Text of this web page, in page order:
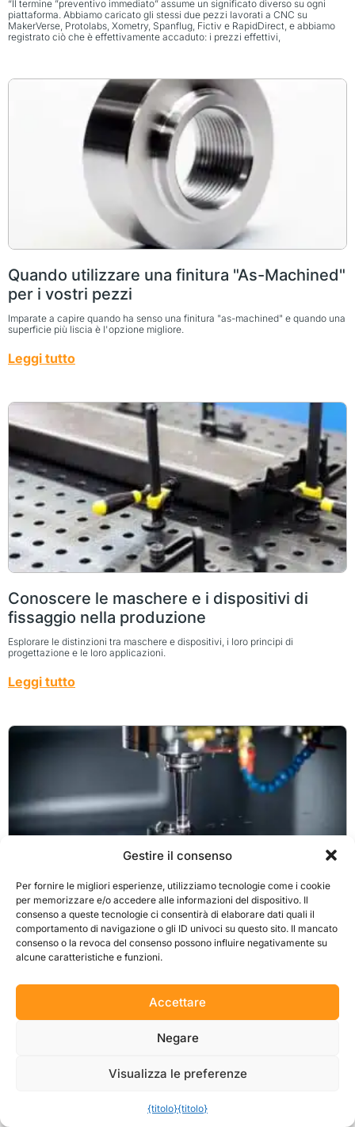
Gestire il consenso
Per fornire le migliori esperienze, utilizziamo tecnologie come i cookie
per memorizzare e/o accedere alle informazioni del dispositivo. Il
consenso a queste tecnologie ci consentirà di elaborare dati quali il
comportamento di navigazione o gli ID univoci su questo sito. Il mancato
consenso o la revoca del consenso possono influire negativamente su
alcune caratteristiche e funzioni.
Accettare
Negare
Visualizza le preferenze
{titolo}{titolo}
“Il termine ”preventivo immediato” assume un significato diverso su ogni
piattaforma. Abbiamo caricato gli stessi due pezzi lavorati a CNC su
MakerVerse, Protolabs, Xometry, Spanflug, Fictiv e RapidDirect, e abbiamo
registrato ciò che è effettivamente accaduto: i prezzi effettivi,
Quando utilizzare una finitura "As-Machined"
per i vostri pezzi
Imparate a capire quando ha senso una finitura "as-machined" e quando una
superficie più liscia è l'opzione migliore.
Leggi tutto
Conoscere le maschere e i dispositivi di
fissaggio nella produzione
Esplorare le distinzioni tra maschere e dispositivi, i loro principi di
progettazione e le loro applicazioni.
Leggi tutto
7 modi per ridurre i costi della lavorazione
CNC
Scoprite come ridurre i costi di lavorazione CNC senza sacrificare la qualità